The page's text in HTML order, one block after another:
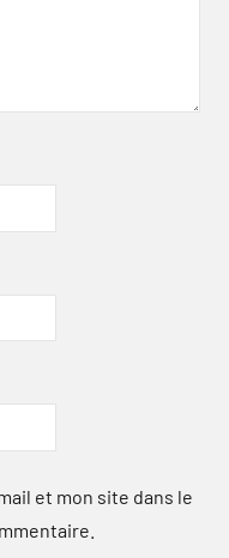
et mon site dans le